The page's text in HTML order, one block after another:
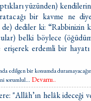
yüzünden)
bir kavme ne
dediler ki: “Rabbinizin
belki böylece
erdemli bir
edilgen bir konumda
sorumlul... Devamı..
"Allâh’ın helâk ideceği